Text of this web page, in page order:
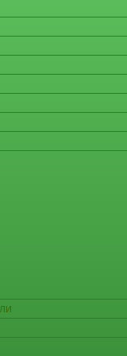
препоръчани
алфа (FRα)-
на фалопиевите
системно лечение.
рак на
стратегии за
(FRα) се
рак на